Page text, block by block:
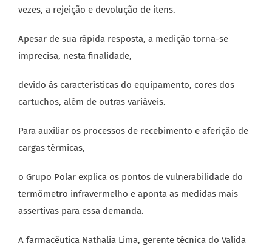
vezes, a rejeição e devolução de itens.
Apesar de sua rápida resposta, a medição torna-se
imprecisa, nesta finalidade,
devido às características do equipamento, cores dos
cartuchos, além de outras variáveis.
Para auxiliar os processos de recebimento e aferição de
cargas térmicas,
o Grupo Polar explica os pontos de vulnerabilidade do
termômetro infravermelho e aponta as medidas mais
assertivas para essa demanda.
A farmacêutica Nathalia Lima, gerente técnica do Valida